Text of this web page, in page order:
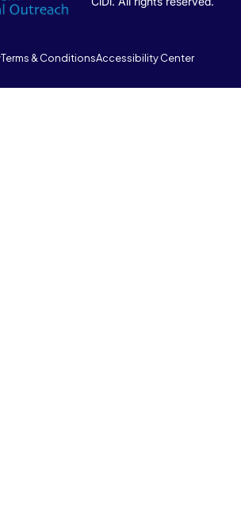
Terms & ConditionsAccessibility Center